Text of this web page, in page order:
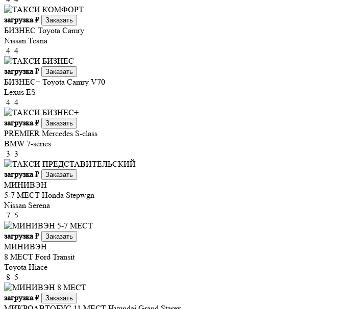
загрузка₽ Заказать
БИЗНЕС Toyota Camry
Nissan Teana
4 4
загрузка₽ Заказать
БИЗНЕС+ Toyota Camry V70
Lexus ES
4 4
загрузка₽ Заказать
PREMIER Mercedes S-class
BMW 7-series
3 3
загрузка₽ Заказать
МИНИВЭН
5-7 МЕСТ Honda Stepwgn
Nissan Serena
7 5
загрузка₽ Заказать
МИНИВЭН
8 МЕСТ Ford Transit
Toyota Hiace
8 5
загрузка₽ Заказать